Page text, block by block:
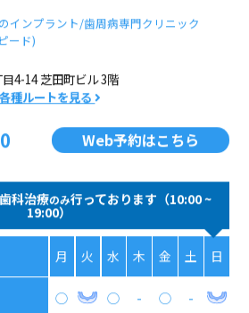
インプラント/歯周病専門クリニック
ード)
4-14 芝田町ビル 3階
各種ルートを見る
Web予約はこちら
科治療のみ行っております（10:00 ~
19:00）
月 火 水 木 金 土 日
◯ ◯ - ◯ -